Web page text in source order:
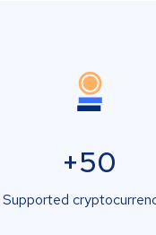
50+
Supported